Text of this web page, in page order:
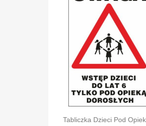
Tabliczka Dzieci Pod